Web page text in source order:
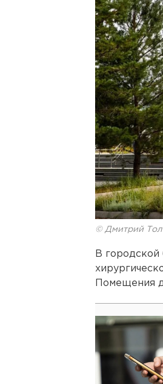
© Дмитрий
В городской
Помещения